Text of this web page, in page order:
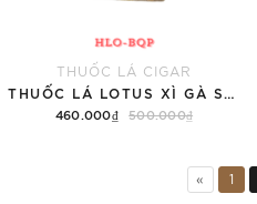
THUỐC LÁ CIGAR
460.000₫ 500.000₫
« 1